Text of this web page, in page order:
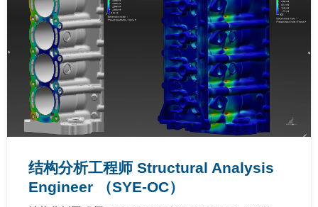
结构分析工程师 Structural Analysis
Engineer （SYE-OC）